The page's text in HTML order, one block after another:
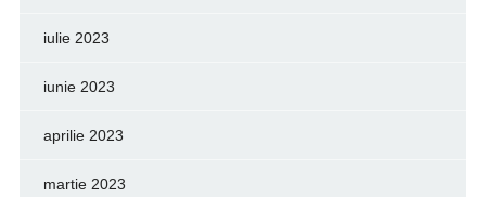
iulie 2023
iunie 2023
aprilie 2023
martie 2023